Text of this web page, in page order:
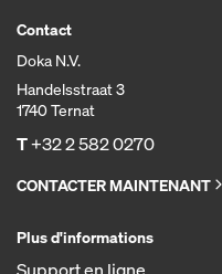
Contact
Doka N.V.
Handelsstraat 3
1740 Ternat
T+32 2 582 0270
CONTACTER MAINTENANT
Plus d'informations